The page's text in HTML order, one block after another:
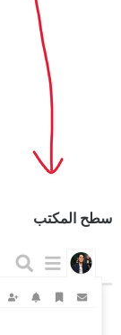
سطح المكتب